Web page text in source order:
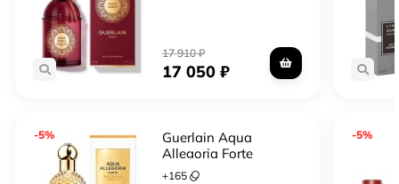
17 910₽
17 050₽
-5%
Guerlain Aqua
Allegoria Forte
Mandarine Basilic
+165
-5%